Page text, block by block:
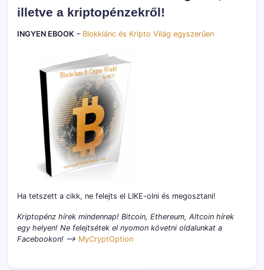
illetve a kriptopénzekről!
INGYEN EBOOK – Blokklánc és Kripto Világ egyszerűen
Ha tetszett a cikk, ne felejts el LIKE-olni és megosztani!
Kriptopénz hírek mindennap! Bitcoin, Ethereum, Altcoin hírek
egy helyen! Ne felejtsétek el nyomon követni oldalunkat a
Facebookon! –> MyCryptOption